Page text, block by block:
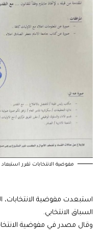
مفوضية الانتخابات تقرر
استبعدت مفوضية
السباق الانتخابي.
وقال مصدر في مفوضية